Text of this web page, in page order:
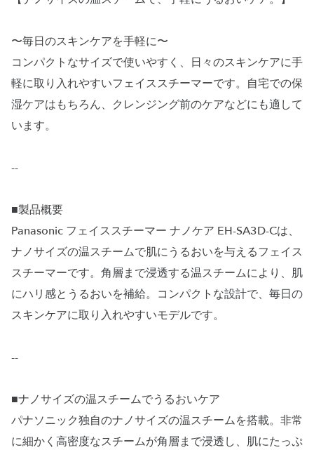
〜毎日のスキンケアを手軽に〜
コンパクトなサイズで使いやすく、日々のスキンケアに手
軽に取り入れやすいフェイススチーマーです。自宅での保
湿ケアはもちろん、クレンジング前のケアなどにも適して
います。
--
■製品概要
Panasonic フェイススチーマー ナノケア EH-SA3D-Cは、
ナノサイズの温スチームで肌にうるおいを与えるフェイス
スチーマーです。角層まで浸透する温スチームにより、肌
にハリ感とうるおいを補給。コンパクトな設計で、毎日の
スキンケアに取り入れやすいモデルです。
--
■ナノサイズの温スチームでうるおいケア
パナソニック独自のナノサイズの温スチームを搭載。非常
に細かく高密度なスチームが角層まで浸透し、肌にたっぷ